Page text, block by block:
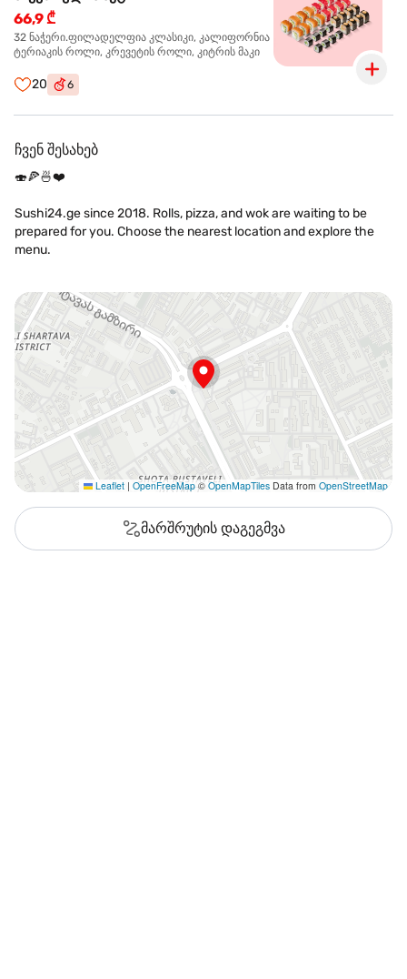
66,9 ₾
32 ნაჭერი.ფილადელფია კლასიკი, კალიფორნია
ტერიაკის როლი, კრევეტის როლი, კიტრის მაკი
20 6
ჩვენ შესახებ
🍣🍕🍜❤️
Sushi24.ge since 2018. Rolls, pizza, and wok are waiting to be
prepared for you. Choose the nearest location and explore the
menu.
Leaflet | OpenFreeMap© OpenMapTiles Data from OpenStreetMap
მარშრუტის დაგეგმვა